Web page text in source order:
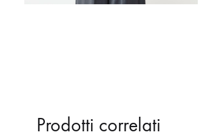
Prodotti correlati